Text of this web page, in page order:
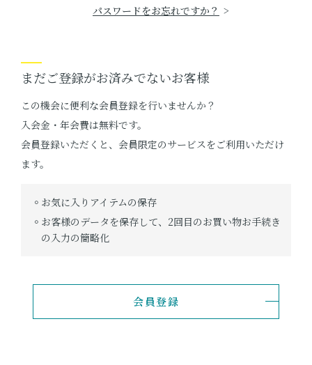
パスワードをお忘れですか？
まだご登録がお済みでないお客様
この機会に便利な会員登録を行いませんか？
入会金・年会費は無料です。
会員登録いただくと、会員限定のサービスをご利用いただけ
ます。
お気に入りアイテムの保存
お客様のデータを保存して、2回目のお買い物お手続き
の入力の簡略化
会員登録